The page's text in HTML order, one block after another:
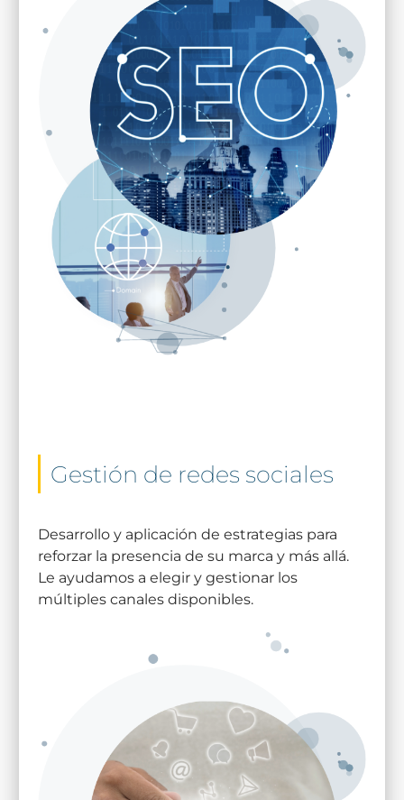
Gestión de redes sociales
Desarrollo y aplicación de estrategias para
reforzar la presencia de su marca y más allá.
Le ayudamos a elegir y gestionar los
múltiples canales disponibles.